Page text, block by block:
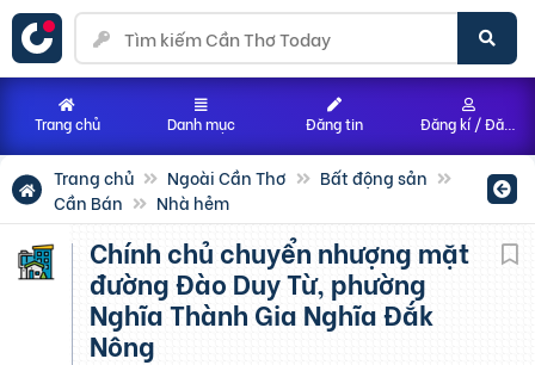
Trang chủ Ngoài Cần Thơ
Bất động sản
Cần Bán
Nhà hẻm
Chính chủ chuyển nhượng mặt
đường Đào Duy Từ, phường
Nghĩa Thành Gia Nghĩa Đắk
Nông
Trang chủ Danh mục Đăng tin